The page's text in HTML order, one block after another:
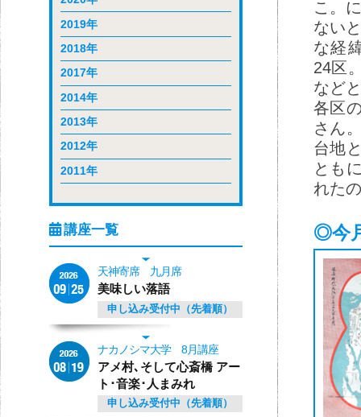
こ。
ない
な経
24区
など
各区
さん
台地
とも
れた
◎今
2019年
2018年
2017年
2014年
2013年
2012年
2011年
天神寄席 九月席
美味しい落語
申し込み受付中（先着順）
ナカノシマ大学 8月講座
アメ村､そして心斎橋 アー
ト･音楽･人まみれ
申し込み受付中（先着順）